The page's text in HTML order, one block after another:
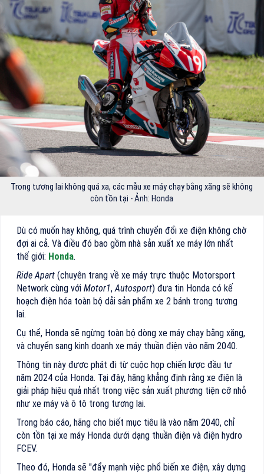
Trong tương lai không quá xa, các mẫu xe máy chạy bằng xăng sẽ không
còn tồn tại - Ảnh: Honda
Dù có muốn hay không, quá trình chuyển đổi xe điện không chờ
đợi ai cả. Và điều đó bao gồm nhà sản xuất xe máy lớn nhất
thế giới: Honda.
Ride Apart (chuyên trang về xe máy trực thuộc Motorsport
Network cùng với Motor1,Autosport) đưa tin Honda có kế
hoạch điện hóa toàn bộ dải sản phẩm xe 2 bánh trong tương
lai.
Cụ thể, Honda sẽ ngừng toàn bộ dòng xe máy chạy bằng xăng,
và chuyển sang kinh doanh xe máy thuần điện vào năm 2040.
Thông tin này được phát đi từ cuộc họp chiến lược đầu tư
năm 2024 của Honda. Tại đây, hãng khẳng định rằng xe điện là
giải pháp hiệu quả nhất trong việc sản xuất phương tiện cỡ nhỏ
như xe máy và ô tô trong tương lai.
Trong báo cáo, hãng cho biết mục tiêu là vào năm 2040, chỉ
còn tồn tại xe máy Honda dưới dạng thuần điện và điện hydro
FCEV.
Theo đó, Honda sẽ "đẩy mạnh việc phổ biến xe điện, xây dựng